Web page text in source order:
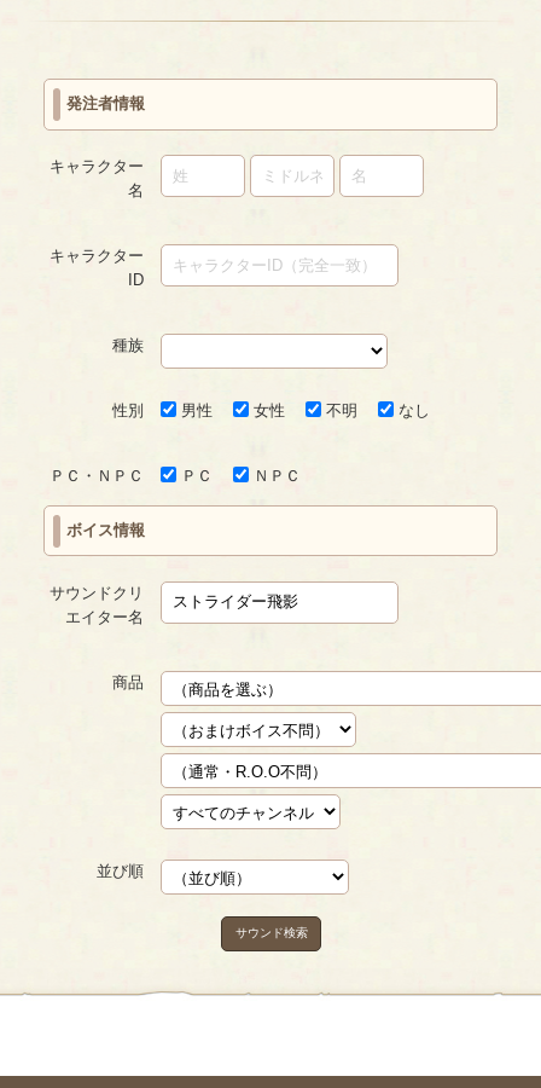
発注者情報
キャラクター
名
キャラクター
ID
種族
性別 男性 女性 不明 なし
ＰＣ・ＮＰＣ ＰＣ ＮＰＣ
ボイス情報
サウンドクリ
エイター名
商品
並び順
サウンド検索